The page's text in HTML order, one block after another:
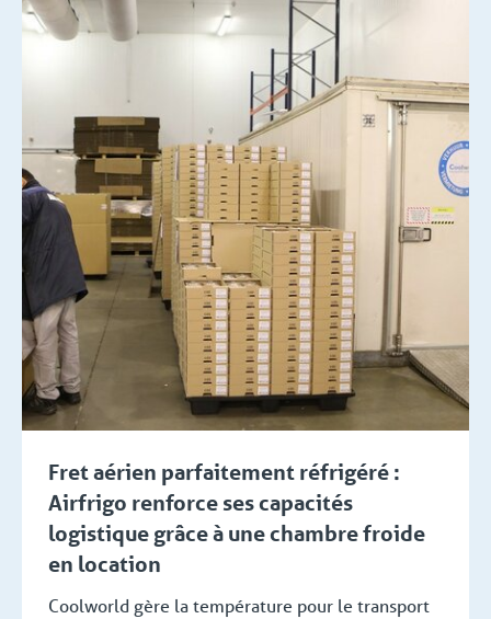
Fret aérien parfaitement réfrigéré :
Airfrigo renforce ses capacités
logistique grâce à une chambre froide
en location
Coolworld gère la température pour le transport